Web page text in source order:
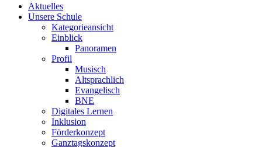
Aktuelles
Unsere Schule
Kategorieansicht
Einblick
Panoramen
Profil
Musisch
Altsprachlich
Evangelisch
BNE
Digitales Lernen
Inklusion
Förderkonzept
Ganztagskonzept